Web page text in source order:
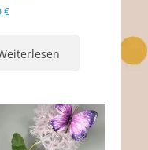
€